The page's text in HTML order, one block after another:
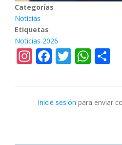
Categorías
Noticias
Etiquetas
Noticias 2026
Instagram
Facebook
Twitter
Inicie sesión para enviar